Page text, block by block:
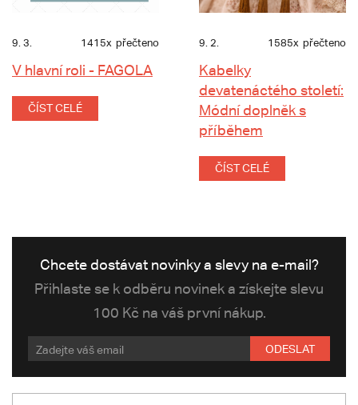
9. 3. 1415x přečteno
V hlavní roli - FAGOLA
ČÍST CELÉ
9. 2. 1585x přečteno
Kabelky
devatenáctého století:
Módní doplněk s
příběhem
ČÍST CELÉ
Chcete dostávat novinky a slevy na e-mail?
Přihlaste se k odběru novinek a získejte slevu
100 Kč na váš první nákup.
ODESLAT